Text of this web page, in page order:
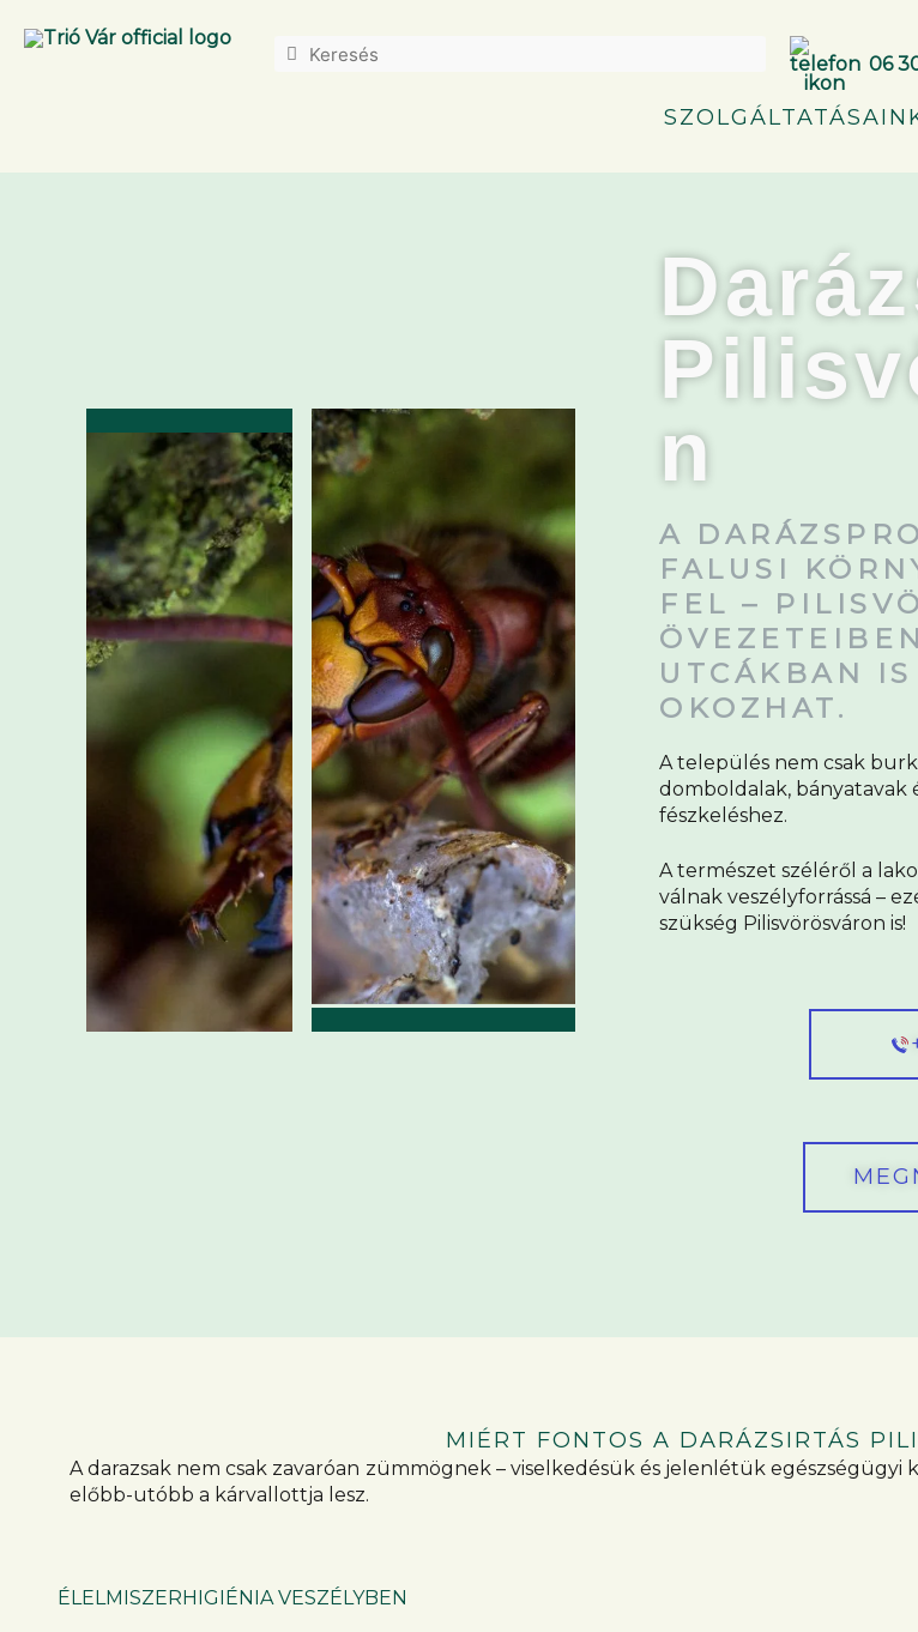
06
n
A
FALUSI
FEL –
UTCÁKBAN
OKOZHAT.
A település nem csak
domboldalak, bányatavak
fészkeléshez.
A természet széléről a
válnak veszélyforrássá –
szükség Pilisvörösváron is!
MIÉRT FONTOS A DARÁZSIRTÁS
A darazsak nem csak zavaróan zümmögnek – viselkedésük és jelenlétük
előbb-utóbb a kárvallottja lesz.
ÉLELMISZERHIGIÉNIA VESZÉLYBEN